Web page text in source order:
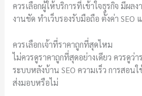
ควรเลือกผู้ให้บริการที่เข้าใจธุรกิจ มีผล
งานชัด ทำเว็บรองรับมือถือ ตั้งค่า SEO
ควรเลือกเจ้าที่ราคาถูกที่สุดไหม
ไม่ควรดูราคาถูกที่สุดอย่างเดียว ควรดูว่
ระบบหลังบ้าน SEO ความเร็ว การสอน
ส่งมอบหรือไม่